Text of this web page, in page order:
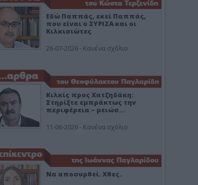
Εδώ Παππάς, εκεί Παππάς,
που είναι ο ΣΥΡΙΖΑ και οι
Κιλκισιώτες
26-07-2026 - Κανένα σχόλιο
Κιλκίς προς Χατζηδάκη:
Στηρίξτε εμπράκτως την
περιφέρεια – μειώσ…
11-06-2026 - Κανένα σχόλιο
Να αποσυρθεί. Χθες.